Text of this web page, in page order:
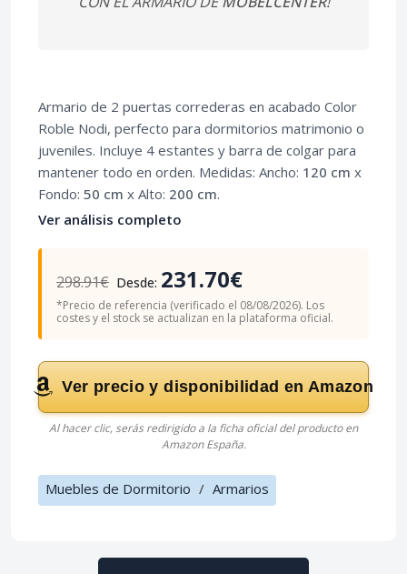
Armario de 2 puertas correderas en acabado Color
Roble Nodi, perfecto para dormitorios matrimonio o
juveniles. Incluye 4 estantes y barra de colgar para
mantener todo en orden. Medidas: Ancho: 120 cm x
Fondo: 50 cm x Alto: 200 cm.
Ver análisis completo
298.91€ Desde: 231.70€
*Precio de referencia (verificado el 08/08/2026). Los
costes y el stock se actualizan en la plataforma oficial.
Ver precio y disponibilidad en Amazon
Al hacer clic, serás redirigido a la ficha oficial del producto en
Amazon España.
Muebles de Dormitorio / Armarios